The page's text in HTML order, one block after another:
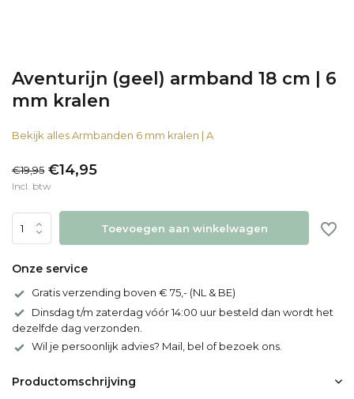
Aventurijn (geel) armband 18 cm | 6
mm kralen
Bekijk alles Armbanden 6 mm kralen | A
€19,95 €14,95
Incl. btw
Toevoegen aan winkelwagen
Onze service
Gratis verzending boven € 75,- (NL & BE)
Dinsdag t/m zaterdag vóór 14:00 uur besteld dan wordt het
dezelfde dag verzonden.
Wil je persoonlijk advies? Mail, bel of bezoek ons.
Productomschrijving